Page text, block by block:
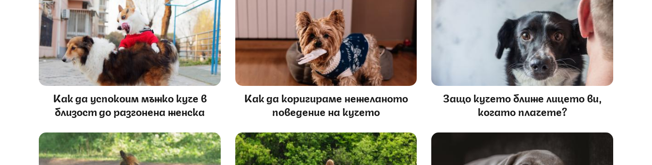
Как да успокоим мъжко куче в
близост до разгонена женска
Как да коригираме нежеланото
поведение на кучето
Защо кучето ближе лицето ви,
когато плачете?